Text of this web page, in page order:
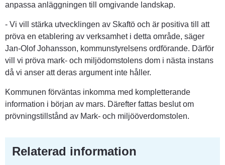
anpassa anläggningen till omgivande landskap.
- Vi vill stärka utvecklingen av Skaftö och är positiva till att
pröva en etablering av verksamhet i detta område, säger
Jan-Olof Johansson, kommunstyrelsens ordförande. Därför
vill vi pröva mark- och miljödomstolens dom i nästa instans
då vi anser att deras argument inte håller.
Kommunen förväntas inkomma med kompletterande
information i början av mars. Därefter fattas beslut om
prövningstillstånd av Mark- och miljööverdomstolen.
Relaterad information